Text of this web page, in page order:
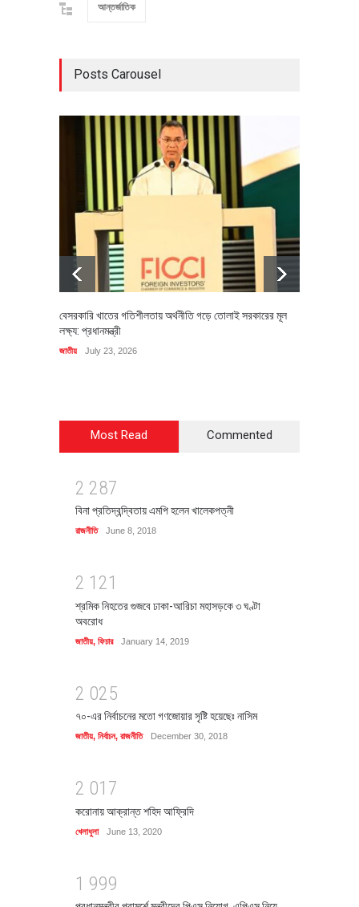
আন্তর্জাতিক
Posts Carousel
বেসরকারি খাতের গতিশীলতায় অর্থনীতি গড়ে তোলাই সরকারের মূল
লক্ষ্য: প্রধানমন্ত্রী
জাতীয় July 23, 2026
Most Read Commented
2 287
বিনা প্রতিদ্বন্দ্বিতায় এমপি হলেন খালেকপত্নী
রাজনীতি June 8, 2018
2 1 21
শ্রমিক নিহতের গুজবে ঢাকা-আরিচা মহাসড়কে ৩ ঘণ্টা
অবরোধ
জাতীয়, ফিচার January 14, 2019
2 025
৭০-এর নির্বাচনের মতো গণজোয়ার সৃষ্টি হয়েছেঃ নাসিম
জাতীয়, নির্বাচন, রাজনীতি December 30, 2018
2 01 7
করোনায় আক্রান্ত শহিদ আফ্রিদি
খেলাধুলা June 13, 2020
1 999